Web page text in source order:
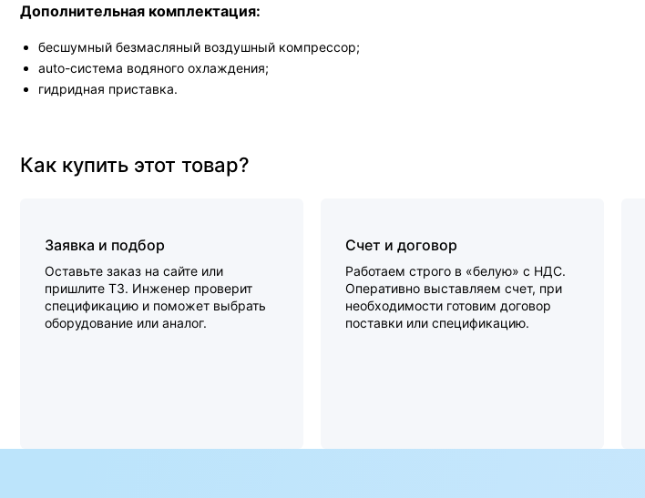
Дополнительная комплектация:
бесшумный безмасляный воздушный компрессор;
аuto-система водяного охлаждения;
гидридная приставка.
Как купить этот товар?
Заявка и подбор
Оставьте заказ на сайте или
пришлите ТЗ. Инженер проверит
спецификацию и поможет выбрать
оборудование или аналог.
Счет и договор
Работаем строго в «белую» с НДС.
Оперативно выставляем счет, при
необходимости готовим договор
поставки или спецификацию.